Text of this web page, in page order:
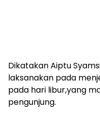
Dikatakan Aiptu
laksanakan pada
pada hari libur,yang
pengunjung.